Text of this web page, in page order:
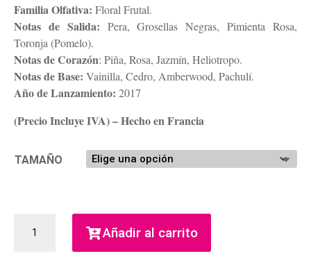
desde
$201.41
$262.66
Familia Olfativa: Floral Frutal.
Notas de Salida: Pera, Grosellas Negras, Pimienta Rosa,
Toronja (Pomelo).
Notas de Corazón: Piña, Rosa, Jazmín, Heliotropo.
Notas de Base: Vainilla, Cedro, Amberwood, Pachulí.
Año de Lanzamiento: 2017
(Precio Incluye IVA) – Hecho en Francia
TAMAÑO
PASSIONE
Añadir al carrito